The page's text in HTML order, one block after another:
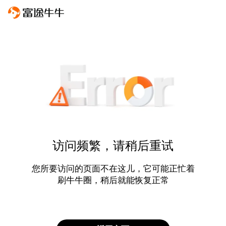
访问频繁，请稍后重试
您所要访问的页面不在这儿，它可能正忙着
刷牛牛圈，稍后就能恢复正常